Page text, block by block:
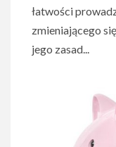
łatwości
zmieniającego
jego zasad...